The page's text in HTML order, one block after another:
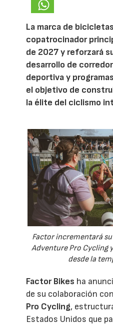
La marca de
copatrocinador
de 2027 y reforzará
desarrollo de
deportiva y
el objetivo de
la élite del ciclismo
Factor incrementará
Adventure Pro Cycling
desde la
Factor Bikes ha
de su colaboración con
Pro Cycling,
Estados Unidos que